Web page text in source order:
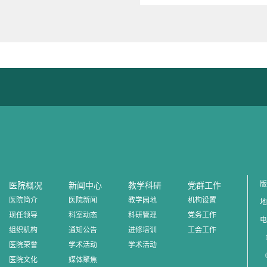
医院概况
医院简介
现任领导
组织机构
医院荣誉
医院文化
新闻中心
医院新闻
科室动态
通知公告
学术活动
媒体聚焦
教学科研
教学园地
科研管理
进修培训
学术活动
党群工作
机构设置
党务工作
工会工作